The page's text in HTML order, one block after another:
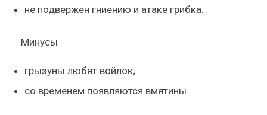
не подвержен гниению и атаке грибка.
Минусы
грызуны любят войлок;
со временем появляются вмятины.